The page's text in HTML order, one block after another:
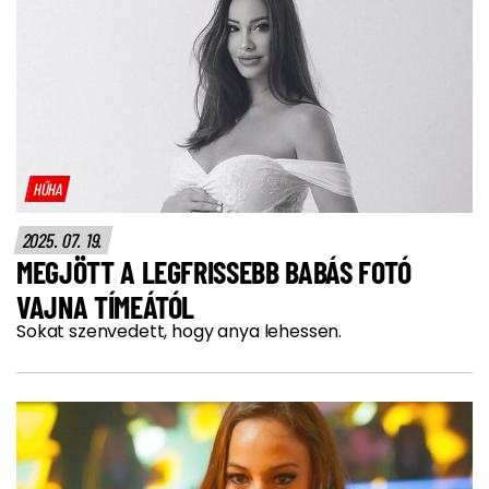
HŰHA
2025. 07. 19.
MEGJÖTT A LEGFRISSEBB BABÁS FOTÓ
VAJNA TÍMEÁTÓL
Sokat szenvedett, hogy anya lehessen.